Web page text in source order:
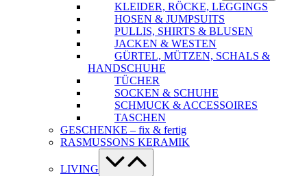
KLEIDER, RÖCKE, LEGGINGS
HOSEN & JUMPSUITS
PULLIS, SHIRTS & BLUSEN
JACKEN & WESTEN
GÜRTEL, MÜTZEN, SCHALS &
HANDSCHUHE
TÜCHER
SOCKEN & SCHUHE
SCHMUCK & ACCESSOIRES
TASCHEN
GESCHENKE – fix & fertig
RASMUSSONS KERAMIK
LIVING
Menü-
Schalter